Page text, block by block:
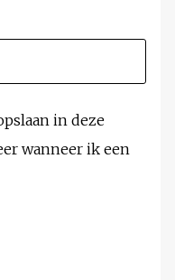
in deze
wanneer ik een